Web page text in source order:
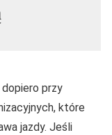
przy
które
jazdy. Jeśli